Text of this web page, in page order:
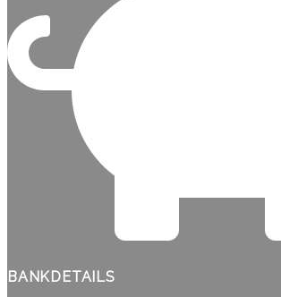
BANKDETAILS